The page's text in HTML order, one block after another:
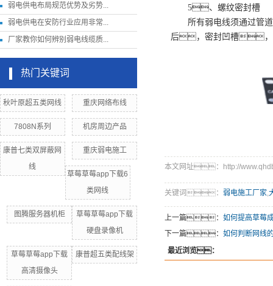
弱电供电布局规范优势及劣势...
弱电供电在安防行业应用非常...
厂家教你如何辨别弱电线缆质...
热门关键词
秋叶原超五类网线 重庆网络布线
7808N系列 机房周边产品
康普七类双屏蔽网
线
重庆弱电施工
草莓草莓app下载6
类网线
图腾服务器机柜
草莓草莓app下载
硬盘录像机
草莓草莓app下载
高清摄像头
康普超五类配线架
5、螺纹密封槽
所有弱电线须通过管
后，密封凹槽，
本文网址：http://
关键词： 弱电施工厂家,
上一篇： 如何提高草莓
下一篇： 如何判断网线
最近浏览：